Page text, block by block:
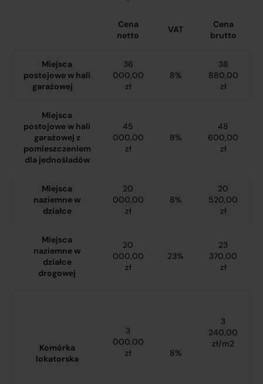
Cena
netto
VAT
Cena
brutto
Miejsca
postojowe w hali
garażowej
36
000,00
zł
8%
38
880,00
zł
Miejsca
postojowe w hali
garażowej z
pomieszczeniem
dla jednośladów
45
000,00
zł
8%
48
600,00
zł
Miejsca
naziemne w
działce
20
000,00
zł
8%
20
520,00
zł
Miejsca
naziemne w
działce
drogowej
20
000,00
zł
23%
23
370,00
zł
Komórka
lokatorska
3
000,00
zł
8%
3
240,00
zł/m2